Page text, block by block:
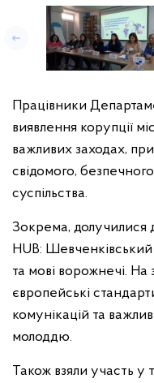
Працівники
виявлення корупції
важливих заходах,
свідомого,
суспільства.
Зокрема, долучилися
HUB: Шевченківський
та мові ворожнечі.
європейські
комунікацій та
молоддю.
Також взяли участь у